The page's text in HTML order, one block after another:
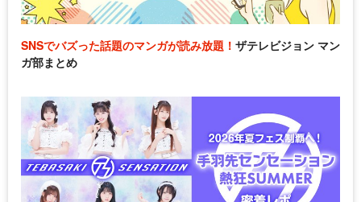
SNSでバズった話題のマンガが読み放題！ ザテレビジョン マン
ガ部まとめ